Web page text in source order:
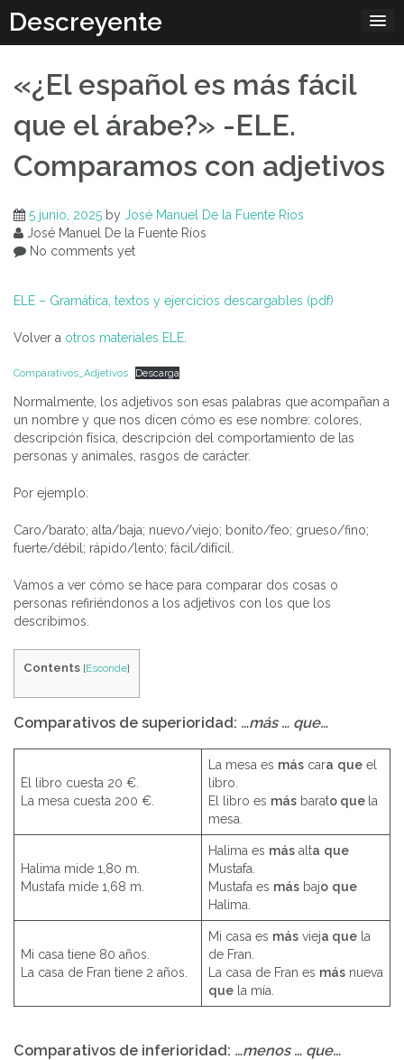
content
Descreyente
«¿El español es más fácil
que el árabe?» -ELE.
Comparamos con adjetivos
5 junio, 2025 by José Manuel De la Fuente Ríos
José Manuel De la Fuente Ríos
No comments yet
ELE – Gramática, textos y ejercicios descargables (pdf)
Volver a otros materiales ELE
Comparativos_Adjetivos Descarga
Normalmente, los adjetivos son esas palabras que acompañan a
un nombre y que nos dicen cómo es ese nombre: colores,
descripción física, descripción del comportamiento de las
personas y animales, rasgos de carácter.
Por ejemplo:
Caro/barato; alta/baja; nuevo/viejo; bonito/feo; grueso/fino;
fuerte/débil; rápido/lento; fácil/difícil.
Vamos a ver cómo se hace para comparar dos cosas o
personas refiriéndonos a los adjetivos con los que los
describimos.
Contents [Esconde]
Comparativos de superioridad: …más … que…
El libro cuesta 20 €.
La mesa cuesta 200 €.
La mesa es más cara que el
libro.
El libro es más barato que la
mesa.
Halima mide 1,80 m.
Mustafa mide 1,68 m.
Halima es más alta que
Mustafa.
Mustafa es más bajo que
Halima.
Mi casa tiene 80 años.
La casa de Fran tiene 2 años.
Mi casa es más vieja que la
de Fran.
La casa de Fran es más nueva
que la mía.
Comparativos de inferioridad: …menos … que…